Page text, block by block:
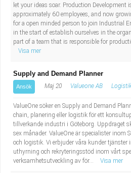
let your ideas soar. Production
approximately 60 employees, and now
for a open minded person to join Industrial
in the start of establish ourselves in the
part of a team that is responsible for
Visa mer
Supply and Demand Planner
Ansök Maj 20 Valueone AB
ValueOne söker en Supply and Demand
chain, planering eller logistik för ett
tillverkande industri i Göteborg. Uppdraget
sex månader. ValueOne är specialister inom
och logistik. Vi erbjuder våra kunder tjänster
uthyrning och rekryteringsstöd inom vårt
verksamhetsutveckling av för...
Visa mer